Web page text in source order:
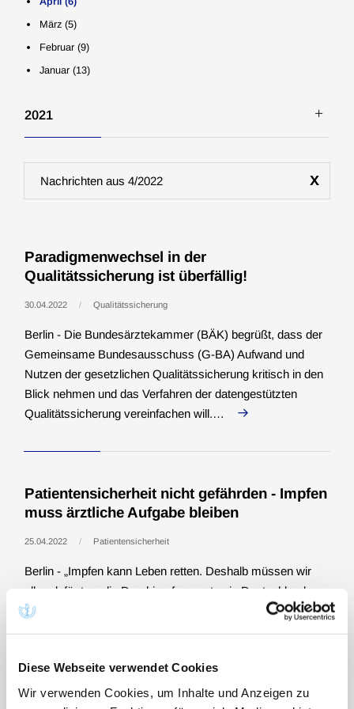
Diese Webseite verwendet Cookies
Wir verwenden Cookies, um Inhalte und Anzeigen zu
Nachrichten aus 4/2022 x
Paradigmenwechsel in der
Qualitätssicherung ist überfällig!
30.04.2022 Qualitätssicherung
Berlin - Die Bundesärztekammer (BÄK) begrüßt, dass der
Gemeinsame Bundesausschuss (G-BA) Aufwand und
Nutzen der gesetzlichen Qualitätssicherung kritisch in den
Blick nehmen und das Verfahren der datengestützten
Qualitätssicherung vereinfachen will.…
Patientensicherheit nicht gefährden - Impfen
muss ärztliche Aufgabe bleiben
25.04.2022 Patientensicherheit
Berlin - „Impfen kann Leben retten. Deshalb müssen wir
alles dafür tun, die Durchimpfungsraten in Deutschland zu
erhöhen. Kontraproduktiv aber ist es, das hohe
Januar (8)
März (5)
Februar (9)
Januar (13)
2021
Juli (10)
Juni (12)
Mai (19)
April (14)
März (20)
Februar (9)
Januar (14)